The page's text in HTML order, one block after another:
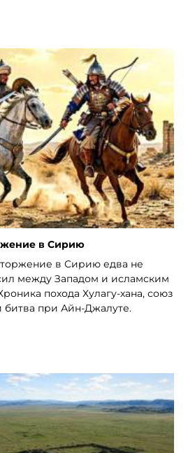
в Сирию
в Сирию едва не
между Западом и исламским
похода Хулагу-хана, союз
битва при Айн-Джалуте.